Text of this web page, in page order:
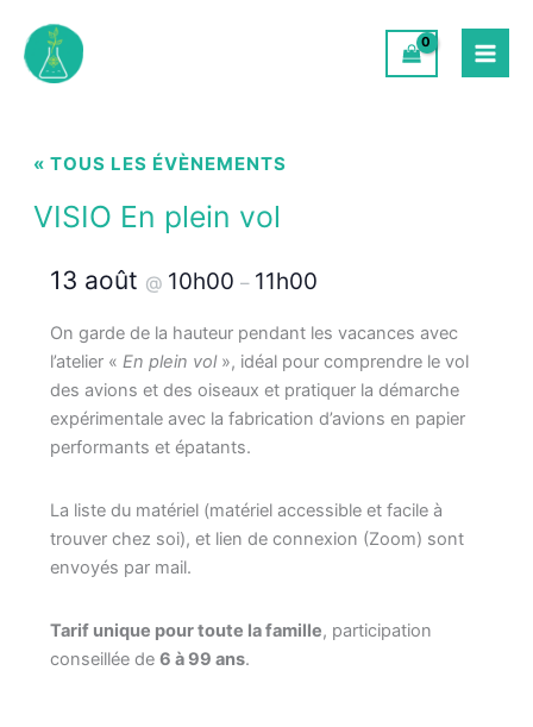
contenu
« TOUS LES ÉVÈNEMENTS
VISIO En plein vol
13 août @ 10h00– 11h00
On garde de la hauteur pendant les vacances avec
l’atelier «En plein vol », idéal pour comprendre le vol
des avions et des oiseaux et pratiquer la démarche
expérimentale avec la fabrication d’avions en papier
performants et épatants.
La liste du matériel (matériel accessible et facile à
trouver chez soi), et lien de connexion (Zoom) sont
envoyés par mail.
Tarif unique pour toute la famille, participation
conseillée de6 à 99 ans.